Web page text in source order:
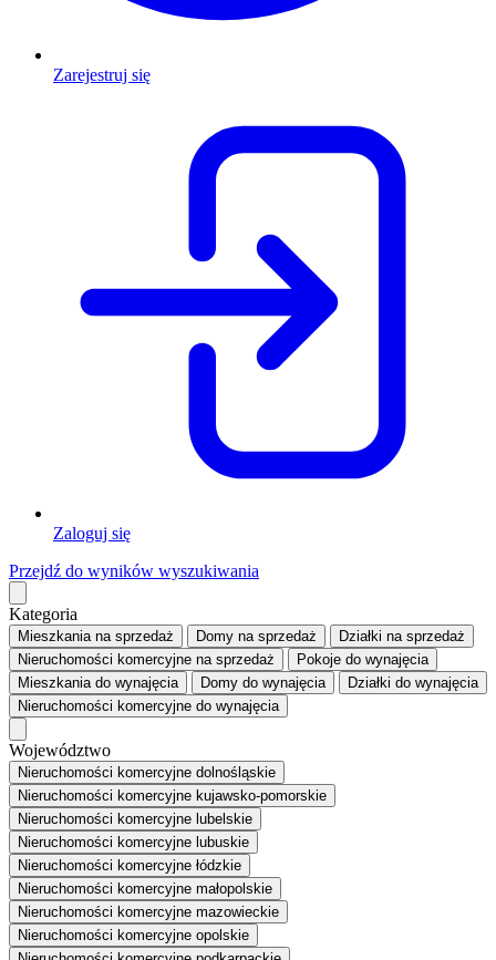
Zarejestruj się
Zaloguj się
Przejdź do wyników wyszukiwania
Kategoria
Mieszkaniana sprzedaż Domy na sprzedaż Działki na sprzedaż
Nieruchomości komercyjne na sprzedaż Pokoje do wynajęcia
Mieszkaniado wynajęcia Domy do wynajęcia Działki do wynajęcia
Nieruchomości komercyjne do wynajęcia
Województwo
Nieruchomości komercyjne dolnośląskie
Nieruchomości komercyjne kujawsko-pomorskie
Nieruchomości komercyjne lubelskie
Nieruchomości komercyjne lubuskie
Nieruchomości komercyjne łódzkie
Nieruchomości komercyjne małopolskie
Nieruchomości komercyjne mazowieckie
Nieruchomości komercyjne opolskie